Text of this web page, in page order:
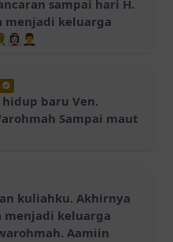
sampai hari H.
menjadi keluarga
baru Ven.
Sampai maut
kuliahku. Akhirnya
menjadi keluarga
Aamiin